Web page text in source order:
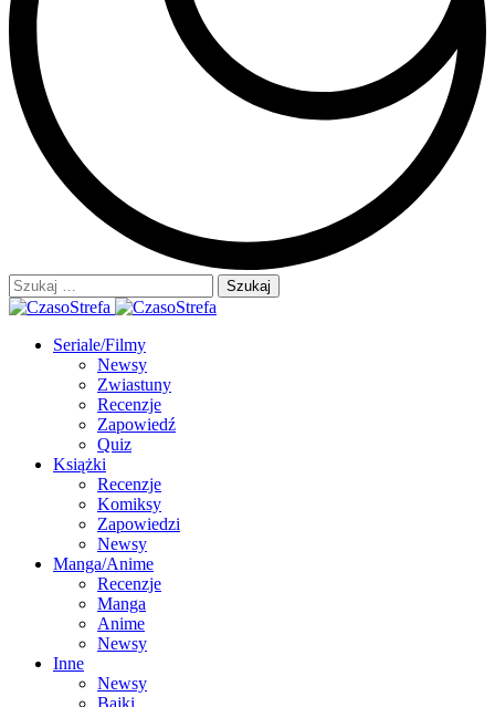
Szukaj:
Seriale/Filmy
Newsy
Zwiastuny
Recenzje
Zapowiedź
Quiz
Książki
Recenzje
Komiksy
Zapowiedzi
Newsy
Manga/Anime
Recenzje
Manga
Anime
Newsy
Inne
Newsy
Bajki